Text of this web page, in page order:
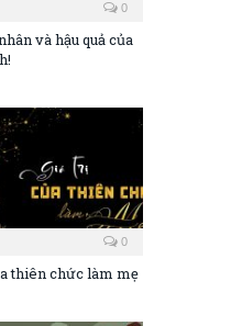
0
và hậu quả của
0
thiên chức làm mẹ